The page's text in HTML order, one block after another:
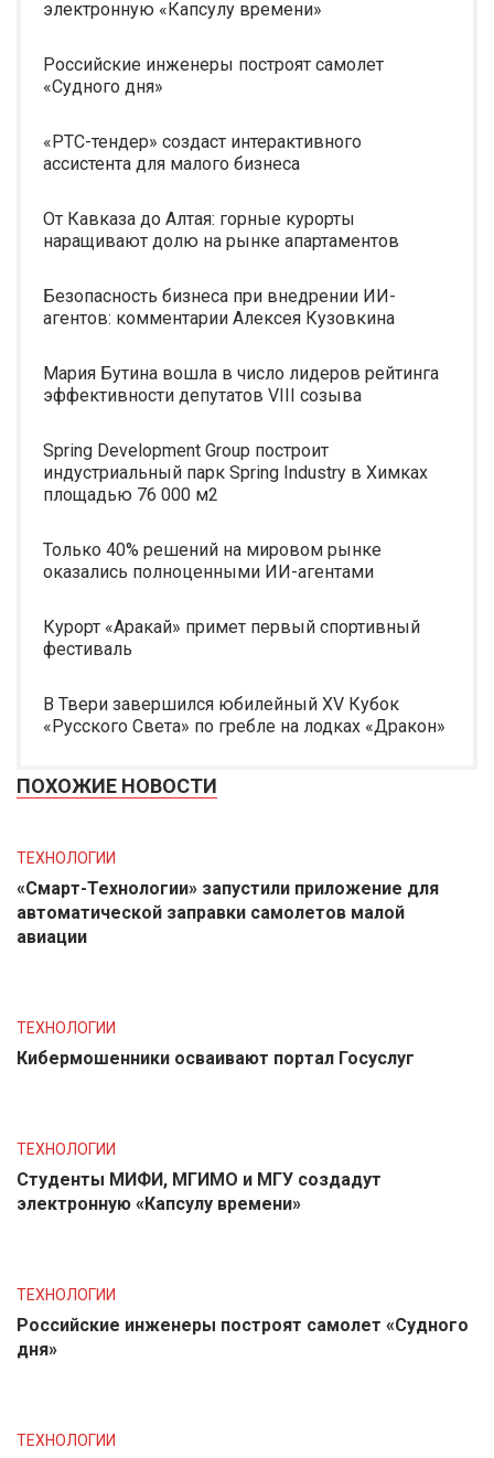
электронную «Капсулу времени»
Российские инженеры построят самолет
«Судного дня»
«РТС-тендер» создаст интерактивного
ассистента для малого бизнеса
От Кавказа до Алтая: горные курорты
наращивают долю на рынке апартаментов
Безопасность бизнеса при внедрении ИИ-
агентов: комментарии Алексея Кузовкина
Мария Бутина вошла в число лидеров рейтинга
эффективности депутатов VIII созыва
Spring Development Group построит
индустриальный парк Spring Industry в Химках
площадью 76 000 м2
Только 40% решений на мировом рынке
оказались полноценными ИИ-агентами
Курорт «Аракай» примет первый спортивный
фестиваль
В Твери завершился юбилейный XV Кубок
«Русского Света» по гребле на лодках «Дракон»
ПОХОЖИЕ НОВОСТИ
ТЕХНОЛОГИИ
«Смарт-Технологии» запустили приложение для
автоматической заправки самолетов малой
авиации
ТЕХНОЛОГИИ
Кибермошенники осваивают портал Госуслуг
ТЕХНОЛОГИИ
Студенты МИФИ, МГИМО и МГУ создадут
электронную «Капсулу времени»
ТЕХНОЛОГИИ
Российские инженеры построят самолет «Судного
дня»
ТЕХНОЛОГИИ